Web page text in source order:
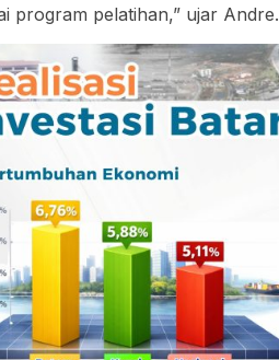
program pelatihan,” ujar Andre.